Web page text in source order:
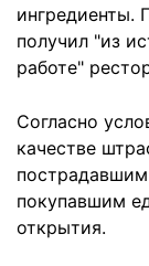
ингредиенты.
получил "из
работе"
Согласно
качестве
покупавшим
открытия.